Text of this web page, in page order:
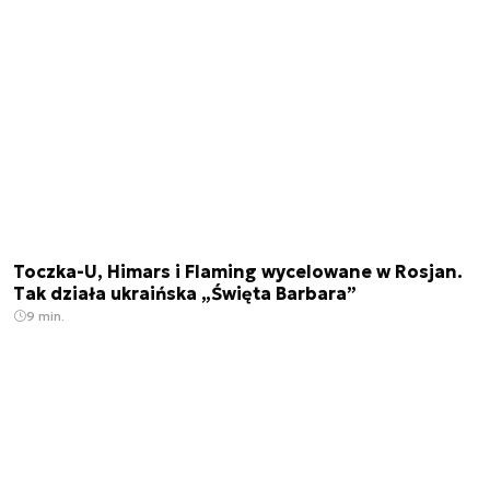
Toczka-U, Himars i Flaming wycelowane w Rosjan.
Tak działa ukraińska „Święta Barbara”
9 min.